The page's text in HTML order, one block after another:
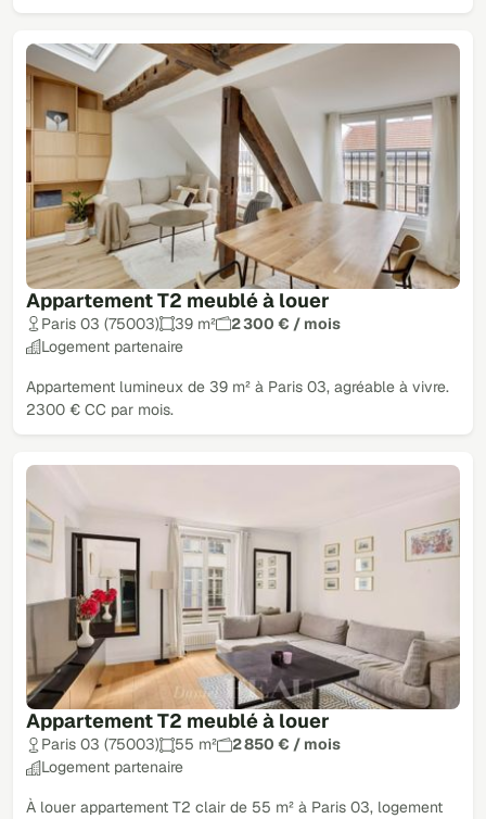
Appartement T2 meublé à louer
Paris 03 (75003) 39 m²
2 300 € / mois
Logement partenaire
Appartement lumineux de 39 m² à Paris 03, agréable à vivre.
2300 € CC par mois.
Appartement T2 meublé à louer
Paris 03 (75003) 55 m²
2 850 € / mois
Logement partenaire
À louer appartement T2 clair de 55 m² à Paris 03, logement